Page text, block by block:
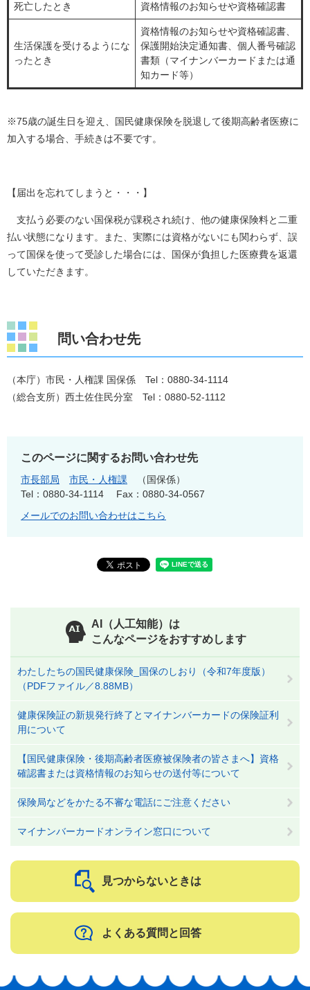
死亡したとき 資格情報のお知らせや資格確認書
生活保護を受けるようにな
ったとき
資格情報のお知らせや資格確認書、
保護開始決定通知書、個人番号確認
書類（マイナンバーカードまたは通
知カード等）
※75歳の誕生日を迎え、国民健康保険を脱退して後期高齢者医療に
加入する場合、手続きは不要です。
【届出を忘れてしまうと・・・】
支払う必要のない国保税が課税され続け、他の健康保険料と二重
払い状態になります。また、実際には資格がないにも関わらず、誤
って国保を使って受診した場合には、国保が負担した医療費を返還
していただきます。
問い合わせ先
（本庁）市民・人権課 国保係 Tel：0880-34-1114
（総合支所）西土佐住民分室 Tel：0880-52-1112
このページに関するお問い合わせ先
市長部局 市民・人権課
国保係
Tel：0880-34-1114
Fax：0880-34-0567
メールでのお問い合わせはこちら
AI（人工知能）は
こんなページをおすすめします
わたしたちの国民健康保険_国保のしおり（令和7年度版）
（PDFファイル／8.88MB）
健康保険証の新規発行終了とマイナンバーカードの保険証利
用について
【国民健康保険・後期高齢者医療被保険者の皆さまへ】資格
確認書または資格情報のお知らせの送付等について
保険局などをかたる不審な電話にご注意ください
マイナンバーカードオンライン窓口について
見つからないときは
よくある質問と回答